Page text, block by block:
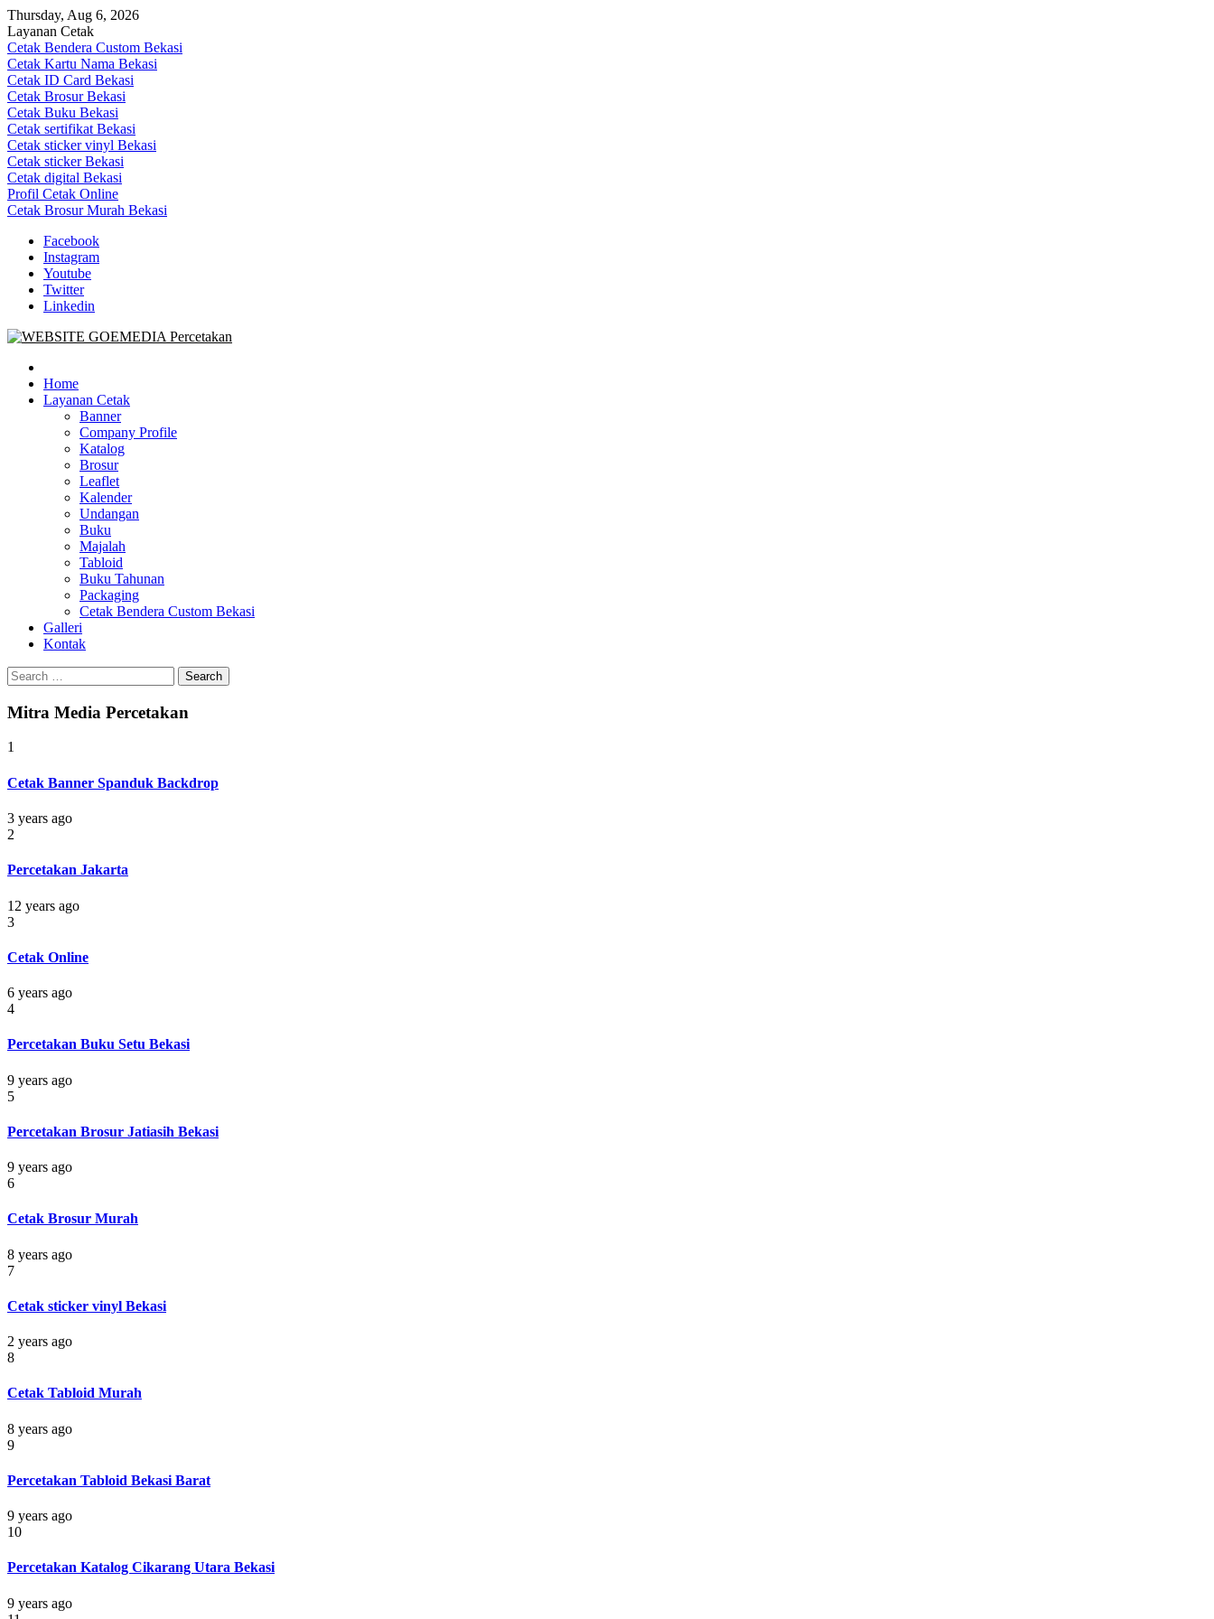
Skip
to
content
Thursday, Aug 6, 2026
Layanan Cetak
Cetak Bendera Custom Bekasi
Cetak Kartu Nama Bekasi
Cetak ID Card Bekasi
Cetak Brosur Bekasi
Cetak Buku Bekasi
Cetak sertifikat Bekasi
Cetak sticker vinyl Bekasi
Cetak sticker Bekasi
Cetak digital Bekasi
Profil Cetak Online
Cetak Brosur Murah Bekasi
Facebook
Instagram
Youtube
Twitter
Linkedin
Goe Media Percetakan | 0822-4439-5599 (Call/WA)
0822-4439-5599 (Call/WA) Percetakan jasa cetak banner buku yasin invoice kartu nama label map nota spanduk stiker undangan pernikahan murah online 24 jam
Home
Layanan Cetak
Banner
Company Profile
Katalog
Brosur
Leaflet
Kalender
Undangan
Buku
Majalah
Tabloid
Buku Tahunan
Packaging
Cetak Bendera Custom Bekasi
Galleri
Kontak
Search
for:
Mitra Media Percetakan
1
Cetak Banner Spanduk Backdrop
3 years ago
2
Percetakan Jakarta
12 years ago
3
Cetak Online
6 years ago
4
Percetakan Buku Setu Bekasi
9 years ago
5
Percetakan Brosur Jatiasih Bekasi
9 years ago
6
Cetak Brosur Murah
8 years ago
7
Cetak sticker vinyl Bekasi
2 years ago
8
Cetak Tabloid Murah
8 years ago
9
Percetakan Tabloid Bekasi Barat
9 years ago
10
Percetakan Katalog Cikarang Utara Bekasi
9 years ago